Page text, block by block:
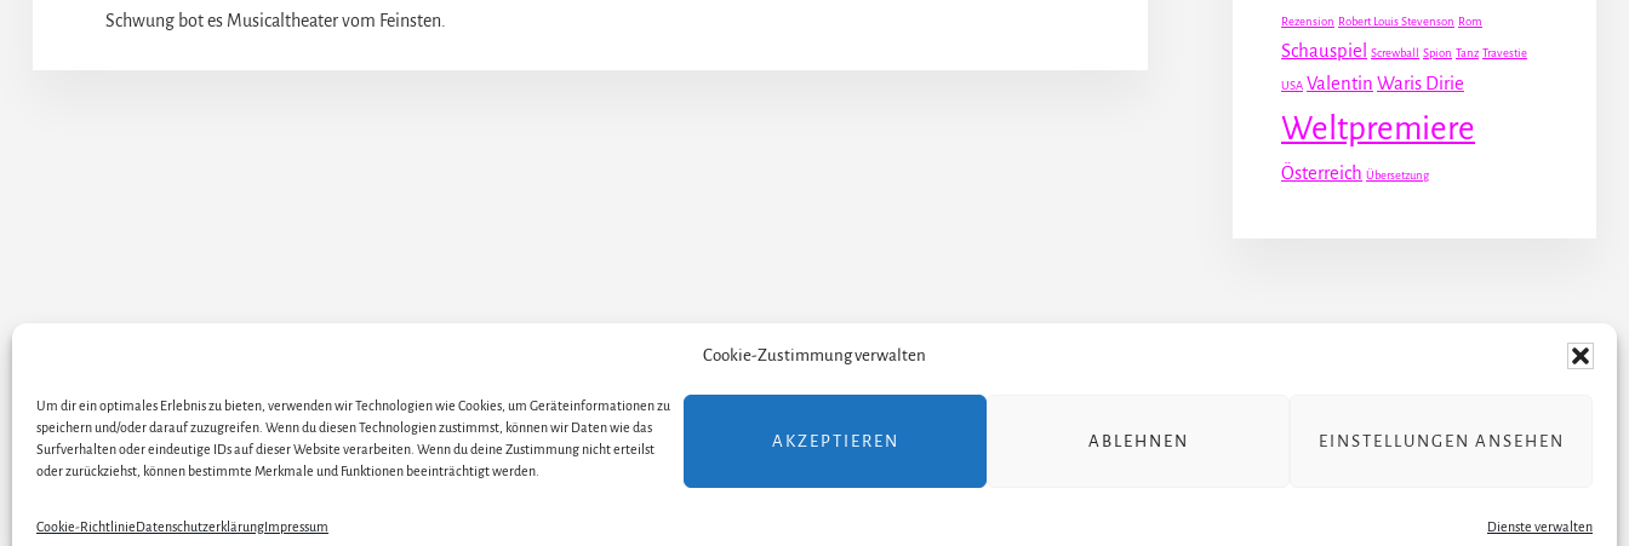
Cookie-Zustimmung verwalten
Um dir ein optimales Erlebnis zu bieten, verwenden wir Technologien wie Cookies, um Geräteinformationen zu
speichern und/oder darauf zuzugreifen. Wenn du diesen Technologien zustimmst, können wir Daten wie das
Surfverhalten oder eindeutige IDs auf dieser Website verarbeiten. Wenn du deine Zustimmung nicht erteilst
oder zurückziehst, können bestimmte Merkmale und Funktionen beeinträchtigt werden.
Dienste verwalten
AKZEPTIEREN ABLEHNEN EINSTELLUNGEN ANSEHEN
Cookie-RichtlinieDatenschutzerklärungImpressum
Schwung bot es Musicaltheater vom Feinsten.
Rezension Robert Louis Stevenson Rom
Schauspiel Screwball Spion Tanz Travestie
USA Valentin Waris Dirie
Weltpremiere
Österreich Übersetzung
ALLE KÜNSTLER / DARSTELLER ALLE THEATER UND ORTE
Copyright 2017–2024 · Julia Stöhr-Schlosser ·Impressum·Datenschutzerklärung